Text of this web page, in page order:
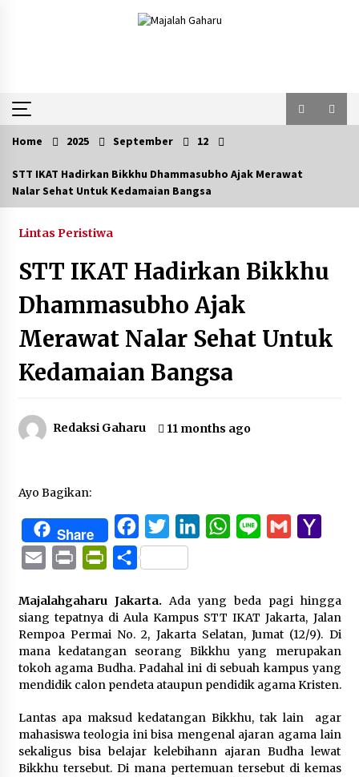
Home 2025 September 12
STT IKAT Hadirkan Bikkhu Dhammasubho Ajak Merawat
Nalar Sehat Untuk Kedamaian Bangsa
Lintas Peristiwa
STT IKAT Hadirkan Bikkhu
Dhammasubho Ajak
Merawat Nalar Sehat Untuk
Kedamaian Bangsa
Redaksi Gaharu 11 months ago
Ayo Bagikan:
Share FacebookTwitterLinkedInWhatsApp
Line Gmail
Email Print PrintFriendly
Share
Majalahgaharu Jakarta. Ada yang beda pagi hingga
siang tepatnya di Aula Kampus STT IKAT Jakarta, Jalan
Rempoa Permai No. 2, Jakarta Selatan, Jumat (12/9). Di
mana kedatangan seorang Bikkhu yang merupakan
tokoh agama Budha. Padahal ini di sebuah kampus yang
mendidik calon pendeta ataupun pendidik agama Kristen.
Lantas apa maksud kedatangan Bikkhu, tak lain agar
mahasiswa teologia ini bisa mengenal ajaran agama lain
sekaligus bisa belajar kelebihann ajaran Budha lewat
Bikkhu tersebut. Di mana pertemuan tersebut di kemas